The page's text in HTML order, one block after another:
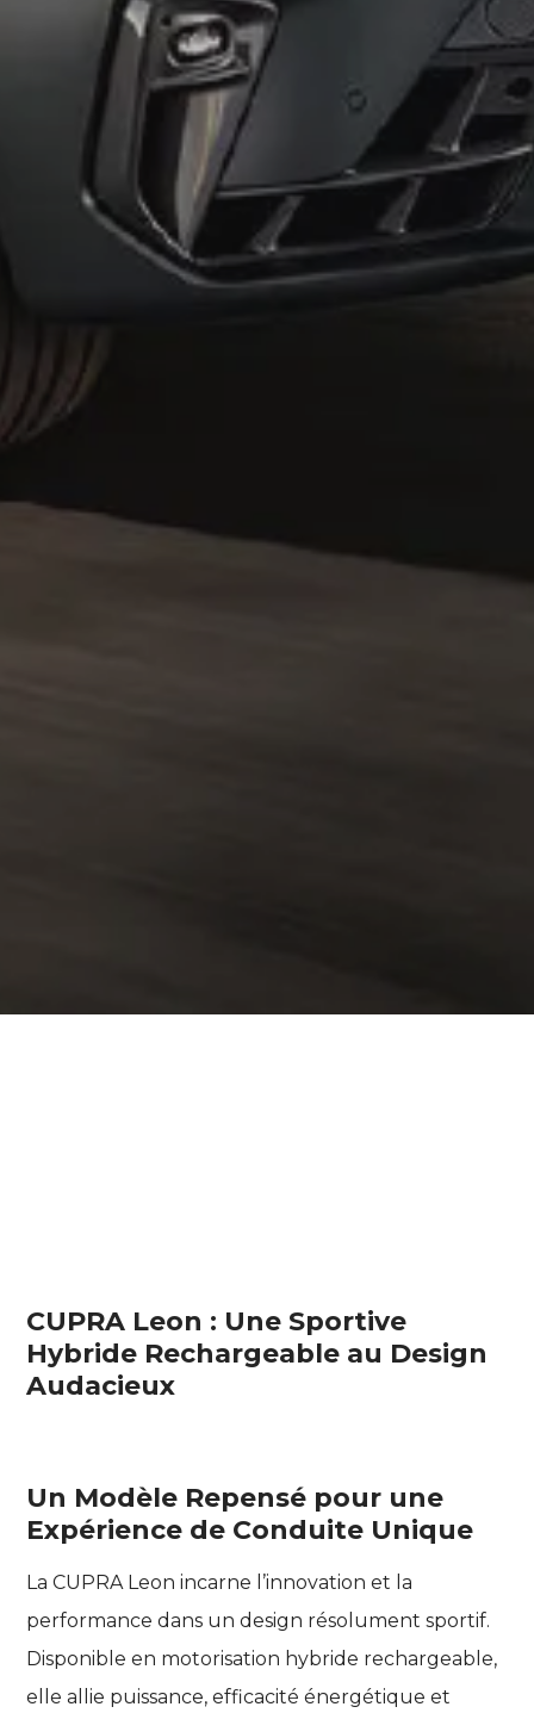
CUPRA Leon : Une Sportive
Hybride Rechargeable au Design
Audacieux
Un Modèle Repensé pour une
Expérience de Conduite Unique
La CUPRA Leon incarne l’innovation et la
performance dans un design résolument sportif.
Disponible en motorisation hybride rechargeable,
elle allie puissance, efficacité énergétique et